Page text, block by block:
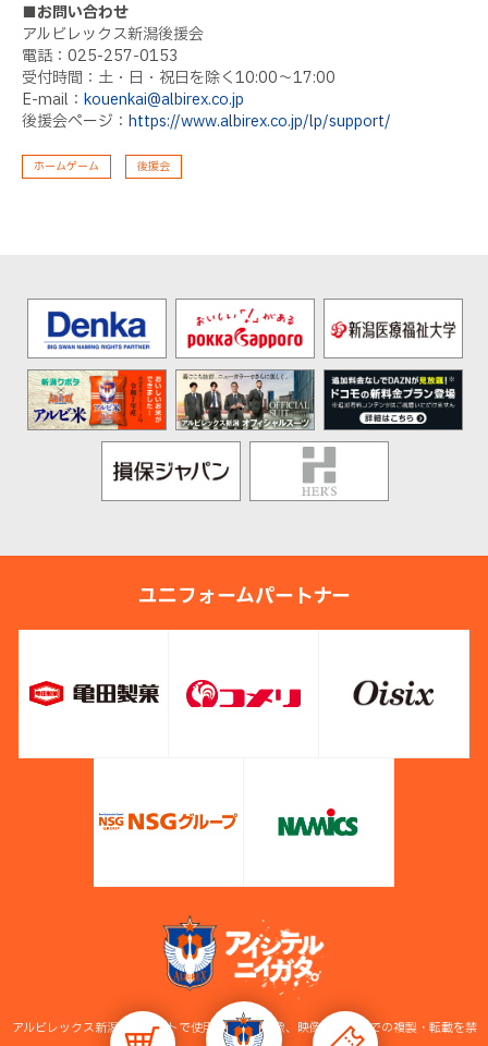
■お問い合わせ
アルビレックス新潟後援会
電話：025-257-0153
受付時間：土・日・祝日を除く10:00〜17:00
E-mail： kouenkai@albirex.co.jp
後援会ページ： https://www.albirex.co.jp/lp/support/
ホームゲーム 後援会
ユニフォームパートナー
アルビレックス新潟公式サイトで使用している画像、映像等の無断での複製・転載を禁